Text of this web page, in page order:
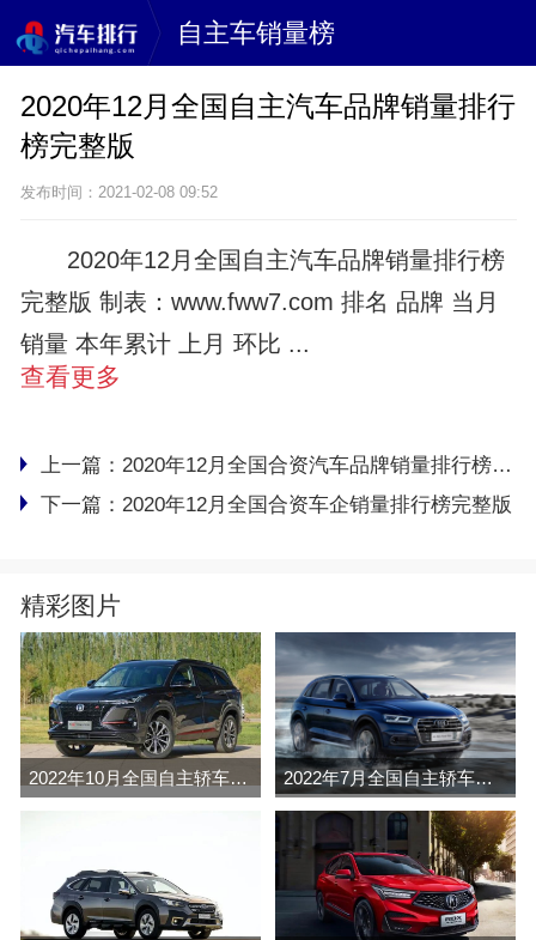
自主车销量榜
2020年12月全国自主汽车品牌销量排行
榜完整版
发布时间：2021-02-08 09:52
2020年12月全国自主汽车品牌销量排行榜
完整版 制表：www.fww7.com 排名 品牌 当月
销量 本年累计 上月 环比 ...
查看更多
上一篇： 2020年12月全国合资汽车品牌销量排行榜完整版
下一篇： 2020年12月全国合资车企销量排行榜完整版
精彩图片
2022年10月全国自主轿车销量排行榜（零售 2022年7月全国自主轿车销量排行榜完整版